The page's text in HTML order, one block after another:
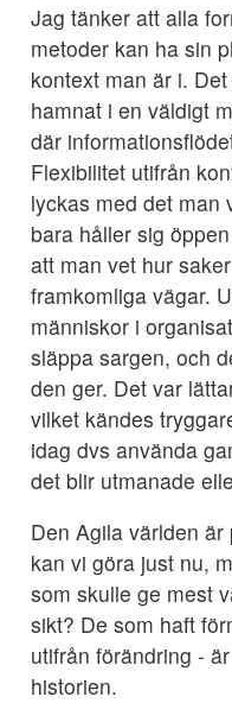
Jag tänker att alla
metoder kan ha sin
kontext man är i.
hamnat i en väldigt
där
Flexibilitet utifrån
lyckas med det man
bara håller sig
att man vet hur
framkomliga vägar.
människor i
släppa sargen, och
den ger. Det var
vilket kändes
idag dvs använda
det blir utmanade
Den Agila världen
kan vi göra just nu,
som skulle ge mest
sikt? De som haft
utifrån förändring -
historien.